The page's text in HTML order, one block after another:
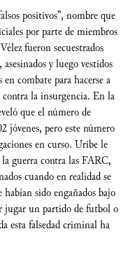
positivos”, nombre que
por parte de miembros
fueron secuestrados
y luego vestidos
combate para hacerse a
la insurgencia. En la
que el número de
jóvenes, pero este número
en curso. Uribe le
guerra contra las FARC,
cuando en realidad se
habían sido engañados bajo
jugar un partido de futbol o
esta falsedad criminal ha